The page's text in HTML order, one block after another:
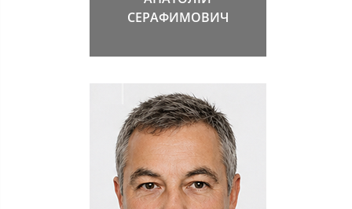
СЕРАФИМОВИЧ